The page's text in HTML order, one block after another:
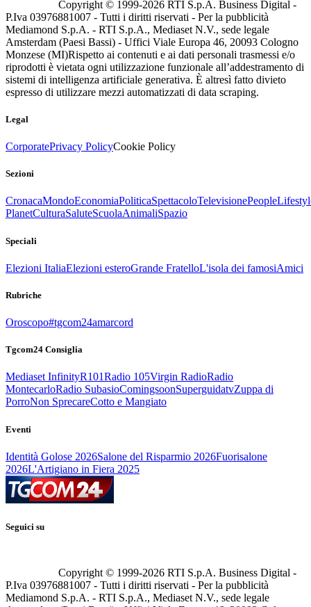
Copyright © 1999-2026 RTI S.p.A. Business Digital -
P.Iva 03976881007 - Tutti i diritti riservati - Per la pubblicità
Mediamond S.p.A. - RTI S.p.A., Mediaset N.V., sede legale
Amsterdam (Paesi Bassi) - Uffici Viale Europa 46, 20093 Cologno
Monzese (MI)Rispetto ai contenuti e ai dati personali trasmessi e/o
riprodotti è vietata ogni utilizzazione funzionale all’addestramento di
sistemi di intelligenza artificiale generativa. È altresì fatto divieto
espresso di utilizzare mezzi automatizzati di data scraping.
Legal
CorporatePrivacy PolicyCookie Policy
Sezioni
CronacaMondoEconomiaPoliticaSpettacoloTelevisionePeople
PlanetCulturaSaluteScuolaAnimaliSpazio
Speciali
Elezioni ItaliaElezioni esteroGrande FratelloL'isola dei famosiAmici
Rubriche
Oroscopo#tgcom24amarcord
Tgcom24 Consiglia
Mediaset InfinityR101Radio 105Virgin RadioRadio
MontecarloRadio SubasioComingsoonSuperguidatvZuppa di
PorroNon SprecareCotto e Mangiato
Eventi
Identità Golose 2026Salone del Risparmio 2026Fuorisalone
2026L'Artigiano in Fiera 2025
Seguici su
Copyright © 1999-2026 RTI S.p.A. Business Digital -
P.Iva 03976881007 - Tutti i diritti riservati - Per la pubblicità
Mediamond S.p.A. - RTI S.p.A., Mediaset N.V., sede legale